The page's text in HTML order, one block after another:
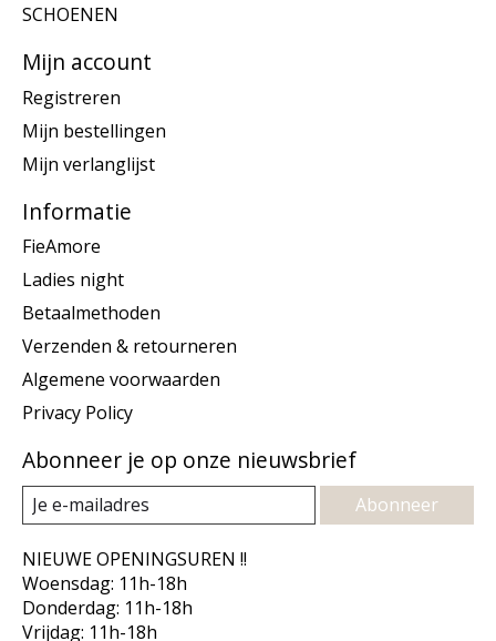
SCHOENEN
Mijn account
Registreren
Mijn bestellingen
Mijn verlanglijst
Informatie
FieAmore
Ladies night
Betaalmethoden
Verzenden & retourneren
Algemene voorwaarden
Privacy Policy
Abonneer je op onze nieuwsbrief
Abonneer
NIEUWE OPENINGSUREN !!
Woensdag: 11h-18h
Donderdag: 11h-18h
Vrijdag: 11h-18h